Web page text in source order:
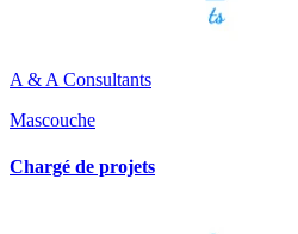
A & A Consultants
Mascouche
Chargé de projets